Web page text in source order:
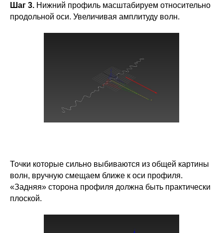
Шаг 3. Нижний профиль масштабируем относительно
продольной оси. Увеличивая амплитуду волн.
Точки которые сильно выбиваются из общей картины
волн, вручную смещаем ближе к оси профиля.
«Задняя» сторона профиля должна быть практически
плоской.